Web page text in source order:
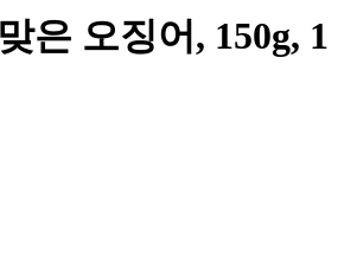
은 오징어, 150g, 1